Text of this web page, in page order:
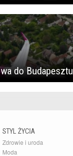
do Budapesztu
STYL ŻYCIA
Zdrowie i uroda
Moda